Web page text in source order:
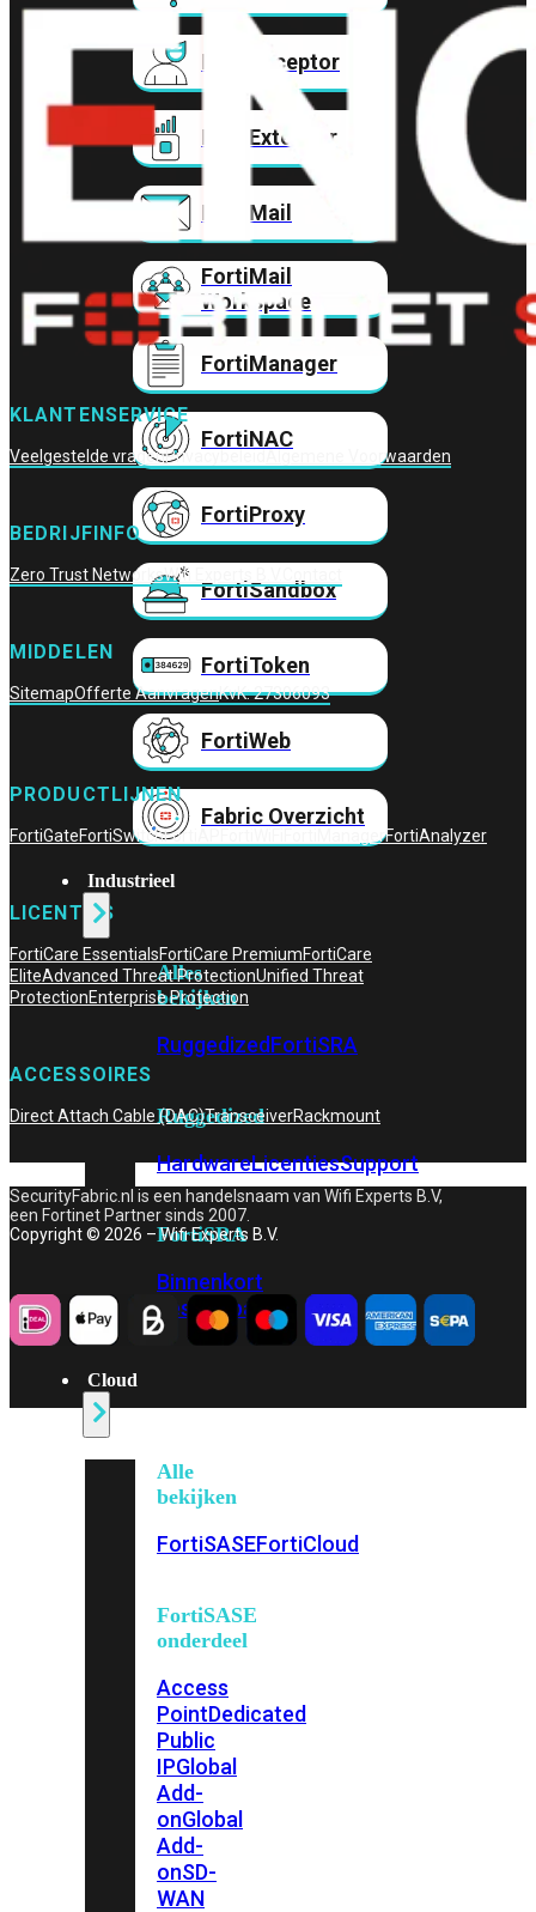
FortiDeceptor
FortiExtender
FortiMail
FortiMail
Workspace
FortiManager
FortiNAC
FortiProxy
FortiSandbox
FortiToken
FortiWeb
Fabric Overzicht
Industrieel
Alles
bekijken
RuggedizedFortiSRA
Ruggedized
HardwareLicentiesSupport
FortiSRA
Binnenkort
beschikbaar!
Cloud
Alle
bekijken
FortiSASEFortiCloud
FortiSASE
onderdeel
Access
PointDedicated
Public
IPGlobal
Add-
onGlobal
Add-
onSD-
WAN
KLANTENSERVICE
Veelgestelde vragenPrivacybeleid Algemene Voorwaarden
BEDRIJFINFO
Zero Trust NetworksWifi Experts B.V.
MIDDELEN
SitemapOfferte AanvragenKvK: 27306093
PRODUCTLIJNEN
FortiGateFortiSwitchFortiAP FortiManagerFortiAnalyzer
LICENTIES
FortiCare EssentialsFortiCare PremiumFortiCare
EliteAdvanced Threat ProtectionUnified Threat
ProtectionEnterprise Protection
ACCESSOIRES
Direct Attach Cable (DAC)TransceiverRackmount
SecurityFabric.nl is een handelsnaam van Wifi Experts B.V,
een Fortinet Partner sinds 2007.
Copyright © 2026 – Wifi Experts B.V.